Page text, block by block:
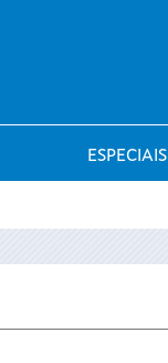
ESPECIAIS